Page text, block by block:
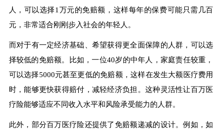
人，可以选择1万元的免赔额，这样每年的保费可能只需几百
元，非常适合刚刚步入社会的年轻人。
而对于有一定经济基础、希望获得更全面保障的人群，可以选
择较低的免赔额。比如，一位40岁的中年人，家庭责任较重，
可以选择5000元甚至更低的免赔额，这样在发生大额医疗费用
时，能够更快获得赔付，减轻经济负担。这种灵活性让百万医
疗险能够适应不同收入水平和风险承受能力的人群。
此外，部分百万医疗险还提供了免赔额递减的设计。例如，如